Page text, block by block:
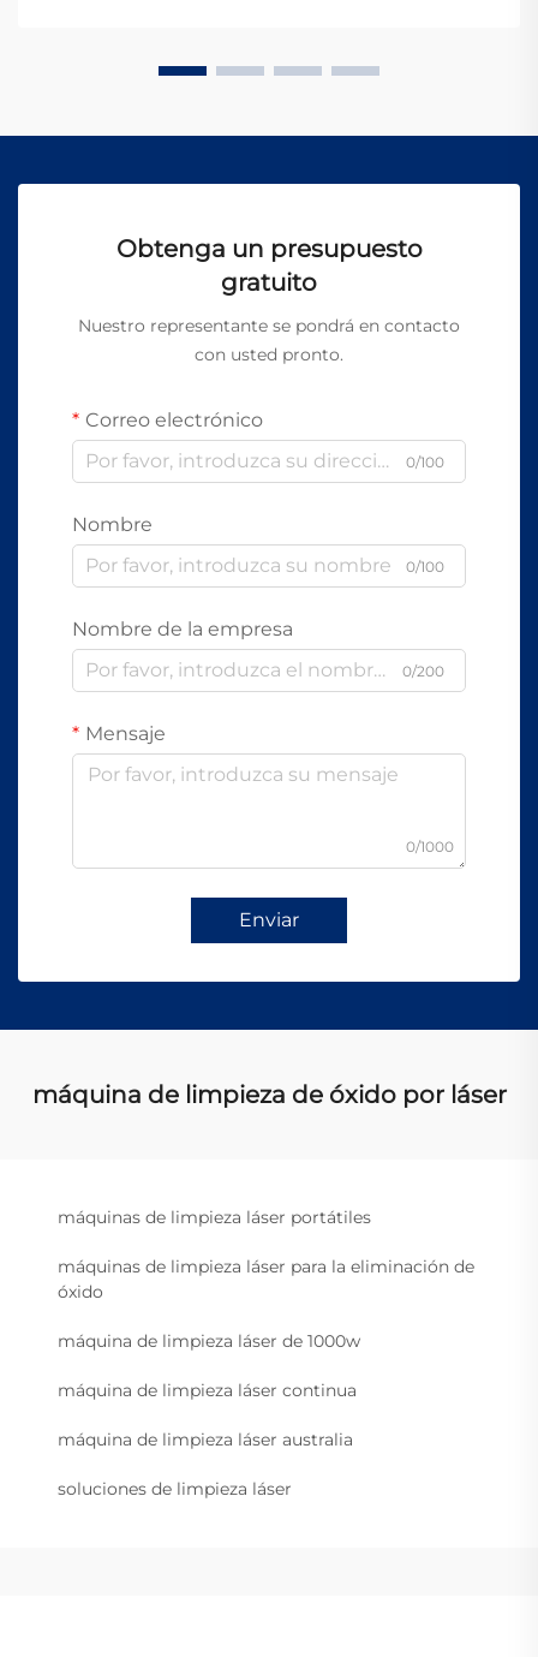
Obtenga un presupuesto
gratuito
Nuestro representante se pondrá en contacto
con usted pronto.
Correo electrónico
0/100
Nombre
0/100
Nombre de la empresa
0/200
Mensaje
0/1000
Enviar
máquina de limpieza de óxido por láser
máquinas de limpieza láser portátiles
máquinas de limpieza láser para la eliminación de
óxido
máquina de limpieza láser de 1000w
máquina de limpieza láser continua
máquina de limpieza láser australia
soluciones de limpieza láser